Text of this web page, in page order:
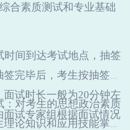
合素质测试和专业基础
时间到达考试地点，抽签
完毕后，考生按抽签顺
面试时长一般为20分钟左
面试专家组根据面试情况
：对考生的思想政治素质
论知识和应用技能掌握